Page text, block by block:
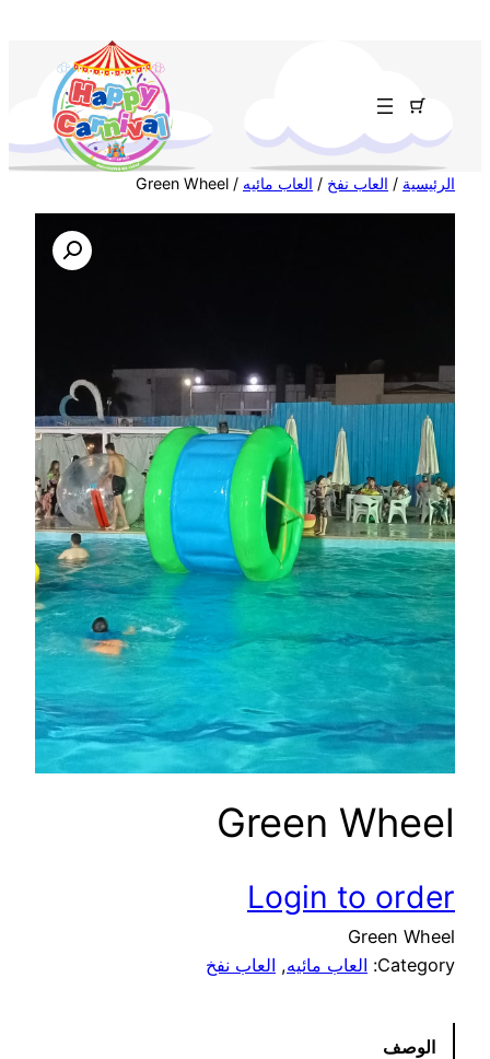
الرئيسية / العاب نفخ / العاب مائيه / Green Wheel
Green Wheel
Login to order
Green Wheel
Category: العاب مائيه, العاب نفخ
الوصف